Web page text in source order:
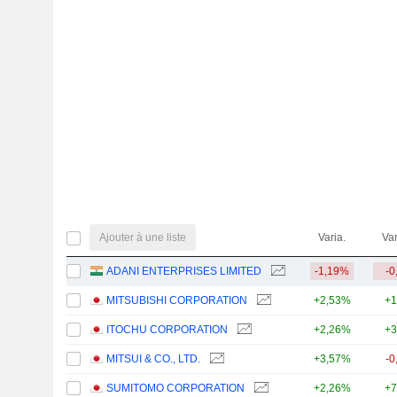
Ajouter à une liste Varia.
ADANI ENTERPRISES LIMITED -1,19% -
MITSUBISHI CORPORATION +2,53%
ITOCHU CORPORATION +2,26%
MITSUI & CO., LTD. +3,57% -
SUMITOMO CORPORATION +2,26%